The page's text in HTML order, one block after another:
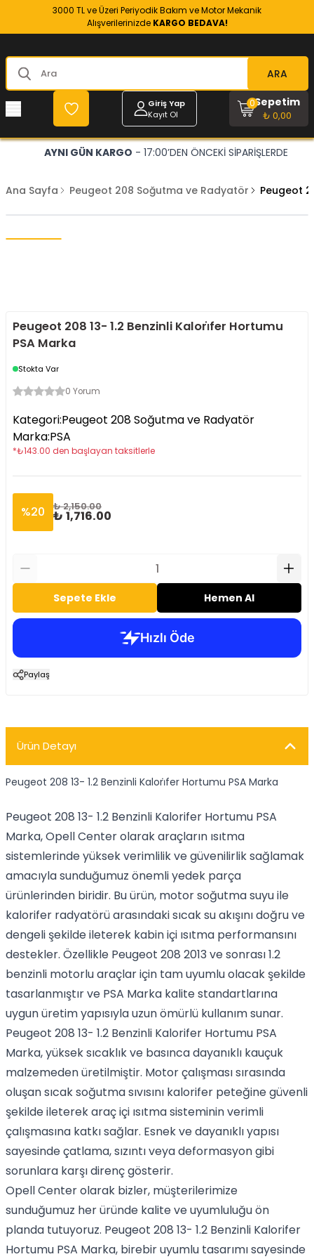
3000 TL ve Üzeri Periyodik Bakım ve Motor Mekanik
Alışverilerinizde KARGO BEDAVA!
ARA
Giriş Yap
Kayıt Ol
Sepetim
₺ 0,00
0
AYNI GÜN KARGO - 17:00’DEN ÖNCEKİ SİPARİŞLERDE
Ana Sayfa Peugeot 208 Soğutma ve Radyatör Peugeot
Peugeot 208 13- 1.2 Benzinli Kalori̇fer Hortumu
PSA Marka
Stokta Var
0 Yorum
Kategori:Peugeot 208 Soğutma ve Radyatör
Marka:PSA
*₺143.00 den başlayan taksitlerle
%20 ₺ 2,150.00
₺ 1,716.00
Sepete Ekle Hemen Al
Paylaş
Ürün Detayı
Peugeot 208 13- 1.2 Benzinli Kalori̇fer Hortumu PSA Marka
Peugeot 208 13- 1.2 Benzinli Kalorifer Hortumu PSA
Marka, Opell Center olarak araçların ısıtma
sistemlerinde yüksek verimlilik ve güvenilirlik sağlamak
amacıyla sunduğumuz önemli yedek parça
ürünlerinden biridir. Bu ürün, motor soğutma suyu ile
kalorifer radyatörü arasındaki sıcak su akışını doğru ve
dengeli şekilde ileterek kabin içi ısıtma performansını
destekler. Özellikle Peugeot 208 2013 ve sonrası 1.2
benzinli motorlu araçlar için tam uyumlu olacak şekilde
tasarlanmıştır ve PSA Marka kalite standartlarına
uygun üretim yapısıyla uzun ömürlü kullanım sunar.
Peugeot 208 13- 1.2 Benzinli Kalorifer Hortumu PSA
Marka, yüksek sıcaklık ve basınca dayanıklı kauçuk
malzemeden üretilmiştir. Motor çalışması sırasında
oluşan sıcak soğutma sıvısını kalorifer peteğine güvenli
şekilde ileterek araç içi ısıtma sisteminin verimli
çalışmasına katkı sağlar. Esnek ve dayanıklı yapısı
sayesinde çatlama, sızıntı veya deformasyon gibi
sorunlara karşı direnç gösterir.
Opell Center olarak bizler, müşterilerimize
sunduğumuz her üründe kalite ve uyumluluğu ön
planda tutuyoruz. Peugeot 208 13- 1.2 Benzinli Kalorifer
Hortumu PSA Marka, birebir uyumlu tasarımı sayesinde